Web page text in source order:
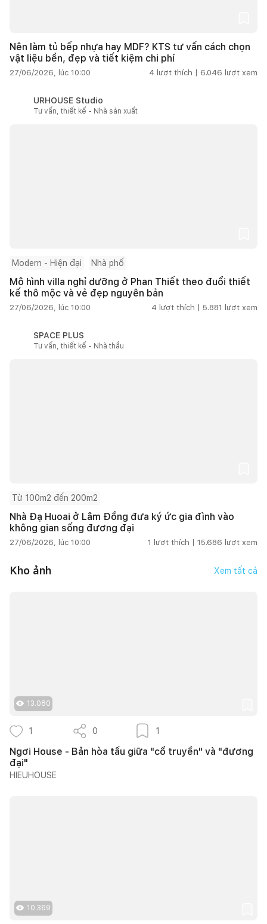
Nên làm tủ bếp nhựa hay MDF? KTS tư vấn cách chọn
vật liệu bền, đẹp và tiết kiệm chi phí
27/06/2026, lúc 10:00 4 lượt thích | 6.046 lượt xem
URHOUSE Studio
Tư vấn, thiết kế - Nhà sản xuất
Modern - Hiện đại Nhà phố
Mô hình villa nghỉ dưỡng ở Phan Thiết theo đuổi thiết
kế thô mộc và vẻ đẹp nguyên bản
27/06/2026, lúc 10:00 4 lượt thích | 5.881 lượt xem
SPACE PLUS
Tư vấn, thiết kế - Nhà thầu
Từ 100m2 đến 200m2
Nhà Đạ Huoai ở Lâm Đồng đưa ký ức gia đình vào
không gian sống đương đại
27/06/2026, lúc 10:00 1 lượt thích | 15.686 lượt xem
Kho ảnh Xem tất cả
13.080
1 0 1
Ngơi House - Bản hòa tấu giữa "cổ truyền" và "đương
đại"
HIEUHOUSE
10.369